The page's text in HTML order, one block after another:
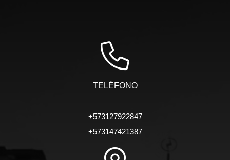
TELÉFONO
+573127922847
+573147421387